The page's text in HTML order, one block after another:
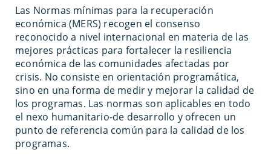
Las Normas mínimas para la recuperación
económica (MERS) recogen el consenso
reconocido a nivel internacional en materia de las
mejores prácticas para fortalecer la resiliencia
económica de las comunidades afectadas por
crisis. No consiste en orientación programática,
sino en una forma de medir y mejorar la calidad de
los programas. Las normas son aplicables en todo
el nexo humanitario-de desarrollo y ofrecen un
punto de referencia común para la calidad de los
programas.